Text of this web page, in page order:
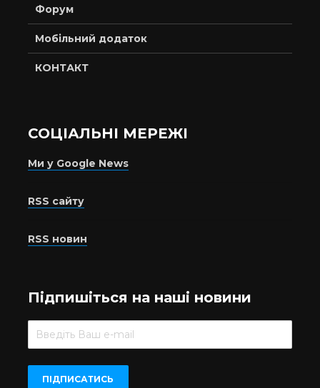
Форум
Мобільний додаток
КОНТАКТ
СОЦІАЛЬНІ МЕРЕЖІ
Ми у Google News
RSS сайту
RSS новин
Підпишіться на наші новини